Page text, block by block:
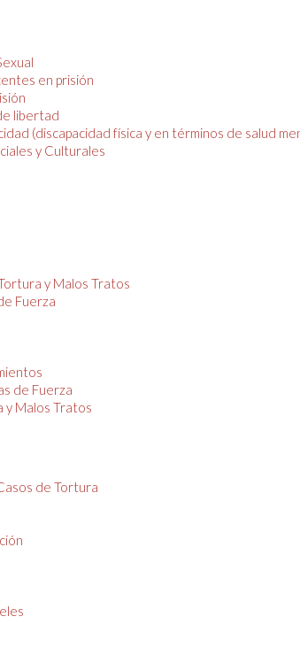
en prisión
libertad
(discapacidad física y en términos de salud
y Culturales
y Malos Tratos
Fuerza
de Fuerza
y Malos Tratos
de Tortura